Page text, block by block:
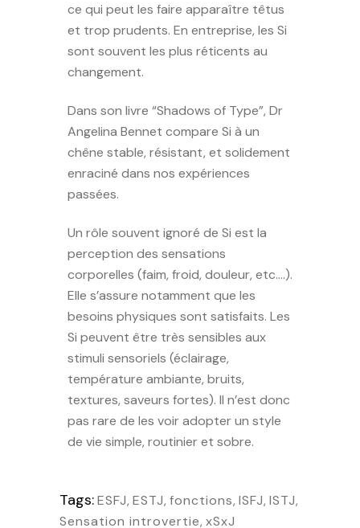
ce qui peut les faire apparaître têtus
et trop prudents. En entreprise, les Si
sont souvent les plus réticents au
changement.
Dans son livre “Shadows of Type”, Dr
Angelina Bennet compare Si à un
chêne stable, résistant, et solidement
enraciné dans nos expériences
passées.
Un rôle souvent ignoré de Si est la
perception des sensations
corporelles (faim, froid, douleur, etc….).
Elle s’assure notamment que les
besoins physiques sont satisfaits. Les
Si peuvent être très sensibles aux
stimuli sensoriels (éclairage,
température ambiante, bruits,
textures, saveurs fortes). Il n’est donc
pas rare de les voir adopter un style
de vie simple, routinier et sobre.
Tags:ESFJ, ESTJ, fonctions, ISFJ, ISTJ,
Sensation introvertie, xSxJ